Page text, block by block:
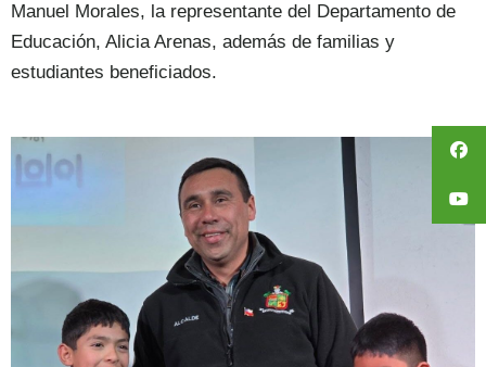
Manuel Morales, la representante del Departamento de
Educación, Alicia Arenas, además de familias y
estudiantes beneficiados.